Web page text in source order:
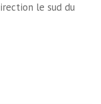
le sud du